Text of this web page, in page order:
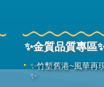
✨金質品質專區
✨竹塹舊港~風華再
✨